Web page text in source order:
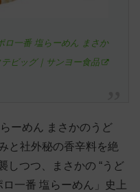
ロ一番 塩らーめん まさか
ビッグ｜サンヨー食品
ーめん まさかのうど
と社外秘の香辛料を絶
しつつ、まさかの “うど
一番 塩らーめん」史上